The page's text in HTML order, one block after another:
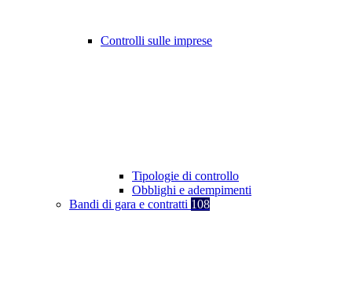
Controlli sulle imprese
Tipologie di controllo
Obblighi e adempimenti
Bandi di gara e contratti 108